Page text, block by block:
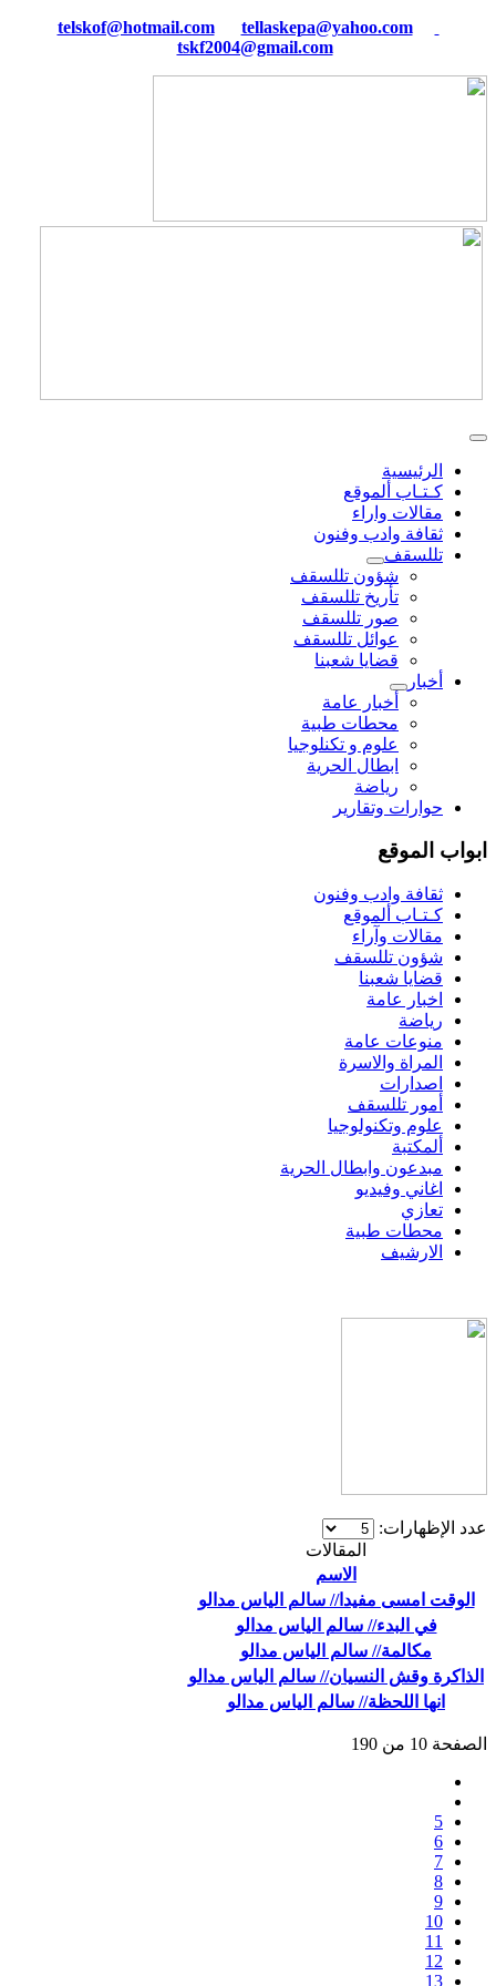
tellaskepa@yahoo.com
tskf2004@gmail.com
الرئيسية
كـتـاب ألموقع
مقالات واراء
ثقافة وادب وفنون
تللسقف
شؤون تللسقف
تأريخ تللسقف
صور تللسقف
عوائل تللسقف
قضايا شعبنا
أخبار
أخبار عامة
محطات طبية
علوم و تکنلوجیا
ابطال الحرية
رياضة
حوارات وتقارير
ابواب الموقع
ثقافة وادب وفنون
كـتـاب ألموقع
مقالات وآراء
شؤون تللسقف
قضايا شعبنا
اخبار عامة
رياضة
منوعات عامة
المراة والاسرة
اصدارات
أمور تللسقف
علوم وتكنولوجيا
ألمكتبة
مبدعون وابطال الحرية
اغاني وفيديو
تعازي
محطات طبية
الارشيف
عدد الإظهارات:
المقالات
الاسم
الوقت امسى مفيدا// سالم الياس مدالو
في البدء// سالم الياس مدالو
مكالمة// سالم الياس مدالو
الذاكرة وقش النسيان// سالم الياس مدالو
انها اللحظة// سالم الياس مدالو
الصفحة 10 من 190
5
6
7
8
9
10
11
12
13